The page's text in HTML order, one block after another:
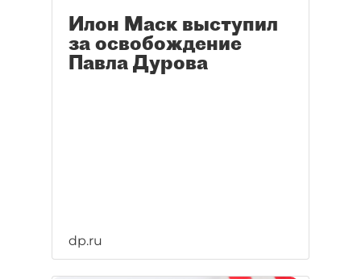
Илон Маск выступил
за освобождение
Павла Дурова
dp.ru